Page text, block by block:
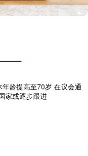
龄提高至70岁 在议会通
家或逐步跟进